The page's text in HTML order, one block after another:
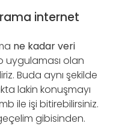
internet
ne kadar veri
uygulaması olan
Buda aynı şekilde
lakin konuşmayı
ile işi bitirebilirsiniz.
gibisinden.